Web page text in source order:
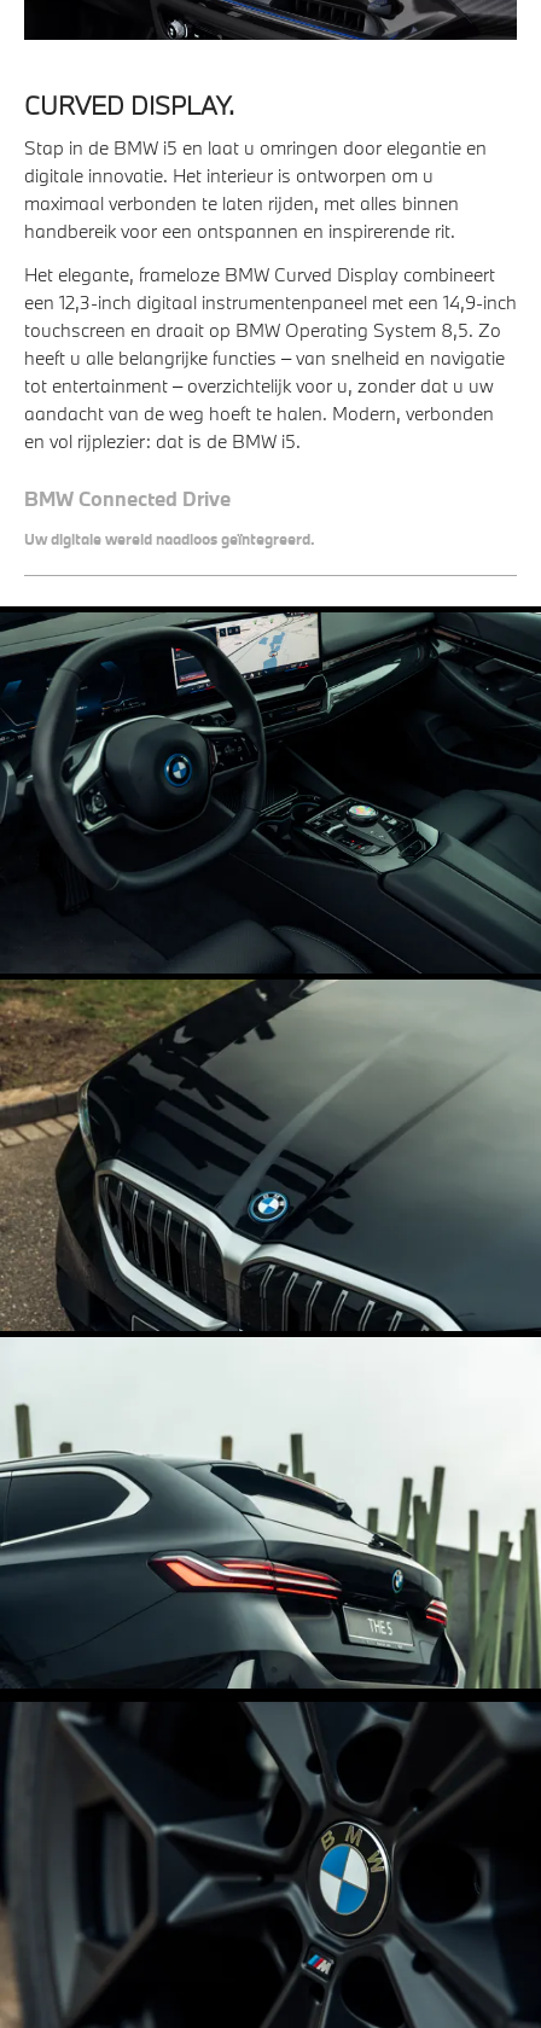
BMW Connected Drive
Uw digitale wereld naadloos geïntegreerd.
CURVED DISPLAY.
Stap in de BMW i5 en laat u omringen door elegantie en
digitale innovatie. Het interieur is ontworpen om u
maximaal verbonden te laten rijden, met alles binnen
handbereik voor een ontspannen en inspirerende rit.
Het elegante, frameloze BMW Curved Display combineert
een 12,3-inch digitaal instrumentenpaneel met een 14,9-inch
touchscreen en draait op BMW Operating System 8,5. Zo
heeft u alle belangrijke functies – van snelheid en navigatie
tot entertainment – overzichtelijk voor u, zonder dat u uw
aandacht van de weg hoeft te halen. Modern, verbonden
en vol rijplezier: dat is de BMW i5.